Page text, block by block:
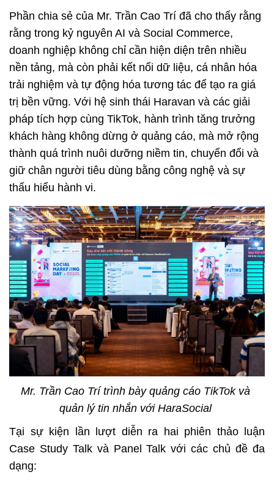
Phần chia sẻ của Mr. Trần Cao Trí đã cho thấy rằng
rằng trong kỷ nguyên AI và Social Commerce,
doanh nghiệp không chỉ cần hiện diện trên nhiều
nền tảng, mà còn phải kết nối dữ liệu, cá nhân hóa
trải nghiệm và tự động hóa tương tác để tạo ra giá
trị bền vững. Với hệ sinh thái Haravan và các giải
pháp tích hợp cùng TikTok, hành trình tăng trưởng
khách hàng không dừng ở quảng cáo, mà mở rộng
thành quá trình nuôi dưỡng niềm tin, chuyển đổi và
giữ chân người tiêu dùng bằng công nghệ và sự
thấu hiểu hành vi.
Mr. Trần Cao Trí trình bày quảng cáo TikTok và
quản lý tin nhắn với HaraSocial
Tại sự kiện lần lượt diễn ra hai phiên thảo luận
Case Study Talk và Panel Talk với các chủ đề đa
dạng: